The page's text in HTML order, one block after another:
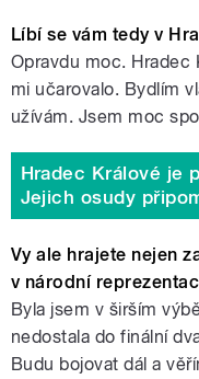
Líbí se vám tedy v
Opravdu moc. Hradec
mi učarovalo. Bydlím
užívám. Jsem moc
Hradec Králové je
Jejich osudy
Vy ale hrajete nejen
v národní
Byla jsem v širším
nedostala do finální
Budu bojovat dál a